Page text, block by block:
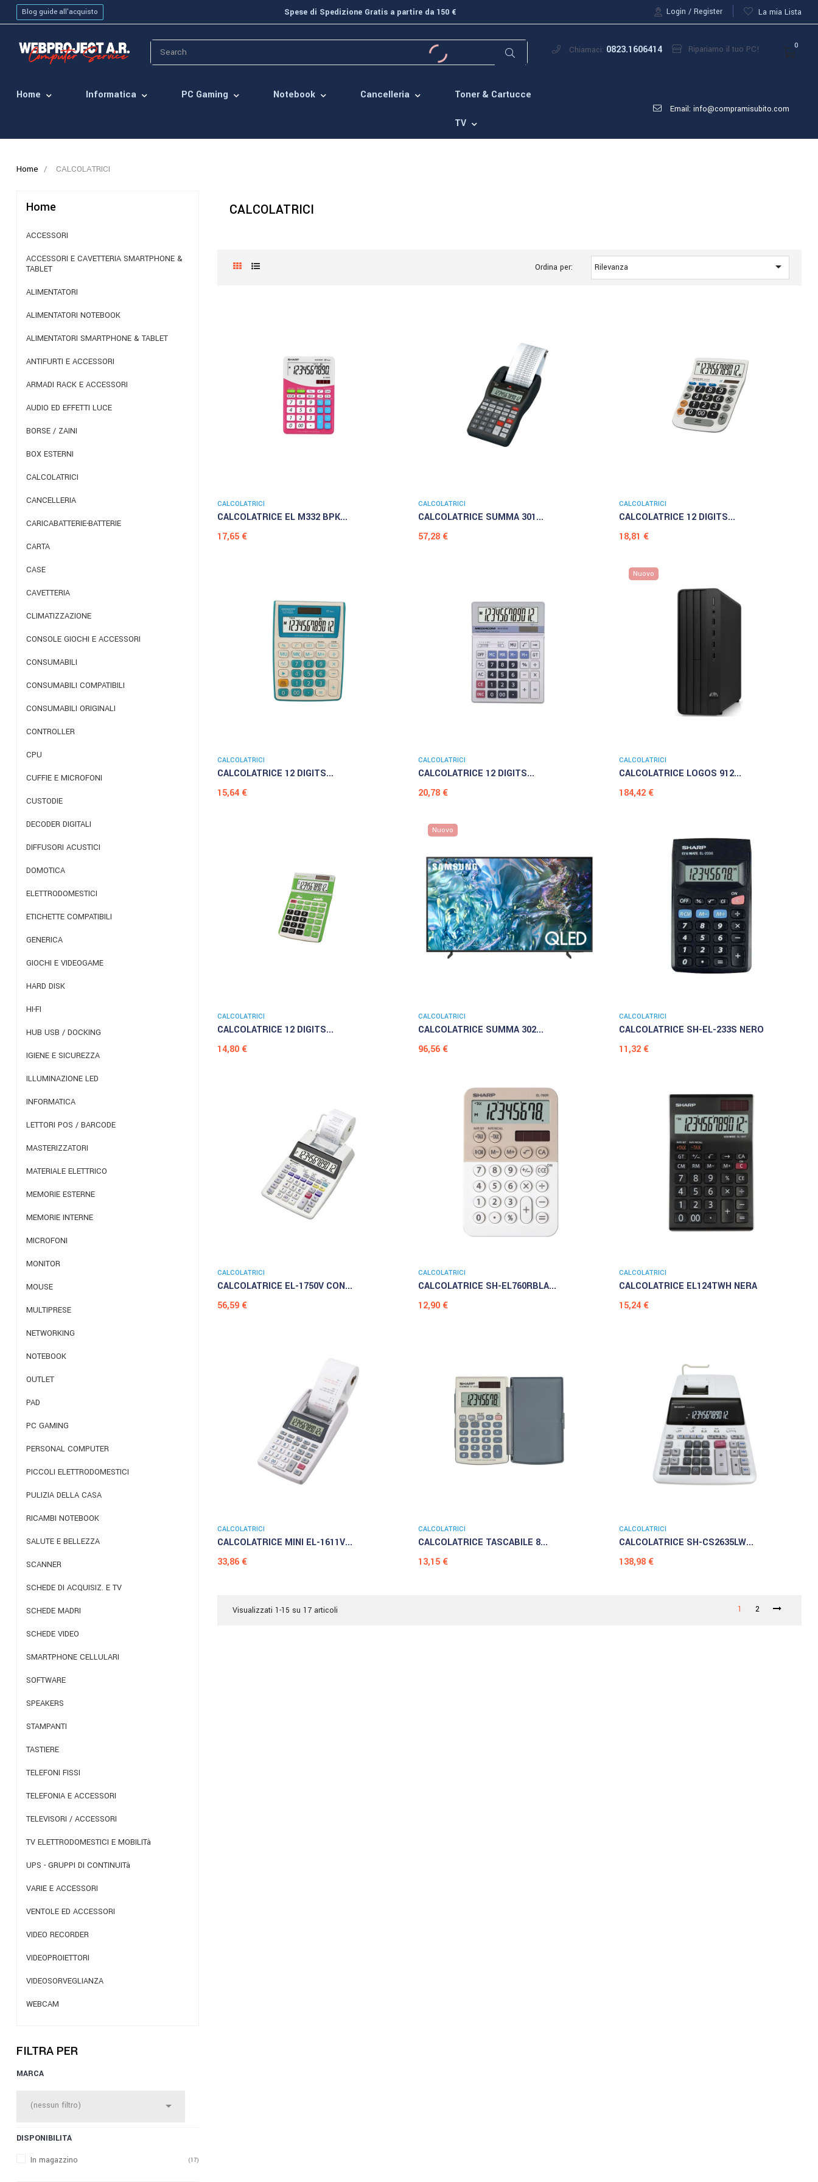
Blog guide all'acquisto Spese di Spedizione Gratis a partire da 150 € La mia Lista
Login Register
0
Chiamaci: 0823.1606414 Ripariamo il tuo PC!
Home Informatica PC Gaming Notebook Cancelleria Toner & Cartucce
TV
Email: info@compramisubito.com
Home CALCOLATRICI
Home
ACCESSORI
ACCESSORI E CAVETTERIA SMARTPHONE &
TABLET
ALIMENTATORI
ALIMENTATORI NOTEBOOK
ALIMENTATORI SMARTPHONE & TABLET
ANTIFURTI E ACCESSORI
ARMADI RACK E ACCESSORI
AUDIO ED EFFETTI LUCE
BORSE / ZAINI
BOX ESTERNI
CALCOLATRICI
CANCELLERIA
CARICABATTERIE-BATTERIE
CARTA
CASE
CAVETTERIA
CLIMATIZZAZIONE
CONSOLE GIOCHI E ACCESSORI
CONSUMABILI
CONSUMABILI COMPATIBILI
CONSUMABILI ORIGINALI
CONTROLLER
CPU
CUFFIE E MICROFONI
CUSTODIE
DECODER DIGITALI
DIFFUSORI ACUSTICI
DOMOTICA
ELETTRODOMESTICI
ETICHETTE COMPATIBILI
GENERICA
GIOCHI E VIDEOGAME
HARD DISK
HI-FI
HUB USB / DOCKING
IGIENE E SICUREZZA
ILLUMINAZIONE LED
INFORMATICA
LETTORI POS / BARCODE
MASTERIZZATORI
MATERIALE ELETTRICO
MEMORIE ESTERNE
MEMORIE INTERNE
MICROFONI
MONITOR
MOUSE
MULTIPRESE
NETWORKING
NOTEBOOK
OUTLET
PAD
PC GAMING
PERSONAL COMPUTER
PICCOLI ELETTRODOMESTICI
PULIZIA DELLA CASA
RICAMBI NOTEBOOK
SALUTE E BELLEZZA
SCANNER
SCHEDE DI ACQUISIZ. E TV
SCHEDE MADRI
SCHEDE VIDEO
SMARTPHONE CELLULARI
SOFTWARE
SPEAKERS
STAMPANTI
TASTIERE
TELEFONI FISSI
TELEFONIA E ACCESSORI
TELEVISORI / ACCESSORI
TV ELETTRODOMESTICI E MOBILITà
UPS - GRUPPI DI CONTINUITà
VARIE E ACCESSORI
VENTOLE ED ACCESSORI
VIDEO RECORDER
VIDEOPROIETTORI
VIDEOSORVEGLIANZA
WEBCAM
FILTRA PER
MARCA
(nessun filtro) 
DISPONIBILITÀ
In magazzino
(17)
CALCOLATRICI
Ordina per: Rilevanza 
CALCOLATRICI
CALCOLATRICE EL M332 BPK...
Prezzo
17,65 €
CALCOLATRICI
CALCOLATRICE SUMMA 301...
Prezzo
57,28 €
CALCOLATRICI
CALCOLATRICE 12 DIGITS...
Prezzo
18,81 €
CALCOLATRICI
CALCOLATRICE 12 DIGITS...
Prezzo
15,64 €
CALCOLATRICI
CALCOLATRICE 12 DIGITS...
Prezzo
20,78 €
Nuovo
CALCOLATRICI
CALCOLATRICE LOGOS 912...
Prezzo
184,42 €
CALCOLATRICI
CALCOLATRICE 12 DIGITS...
Prezzo
14,80 €
Nuovo
CALCOLATRICI
CALCOLATRICE SUMMA 302...
Prezzo
96,56 €
CALCOLATRICI
CALCOLATRICE SH-EL-233S NERO
Prezzo
11,32 €
CALCOLATRICI
CALCOLATRICE EL-1750V CON...
Prezzo
56,59 €
CALCOLATRICI
CALCOLATRICE SH-EL760RBLA...
Prezzo
12,90 €
CALCOLATRICI
CALCOLATRICE EL124TWH NERA
Prezzo
15,24 €
CALCOLATRICI
CALCOLATRICE MINI EL-1611V...
Prezzo
33,86 €
CALCOLATRICI
CALCOLATRICE TASCABILE 8...
Prezzo
13,15 €
CALCOLATRICI
CALCOLATRICE SH-CS2635LW...
Prezzo
138,98 €
Visualizzati 1-15 su 17 articoli 1 2